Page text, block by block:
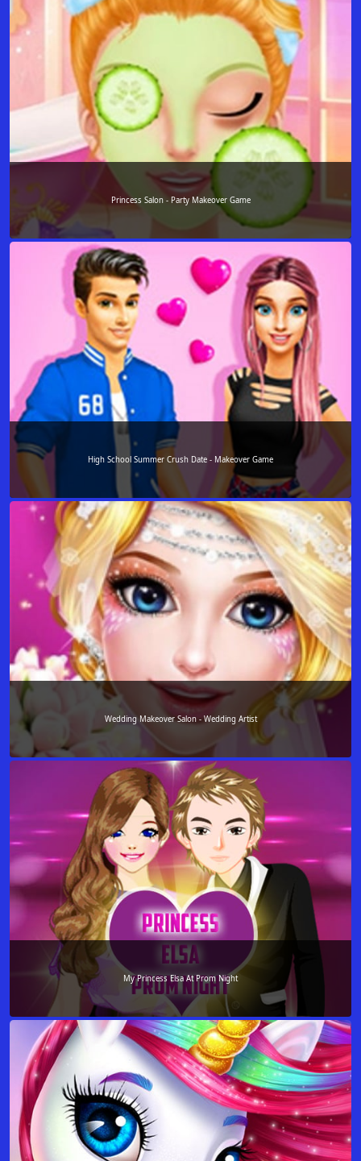
Princess Salon - Party Makeover Game
High School Summer Crush Date - Makeover Game
Wedding Makeover Salon - Wedding Artist
My Princess Elsa At Prom Night